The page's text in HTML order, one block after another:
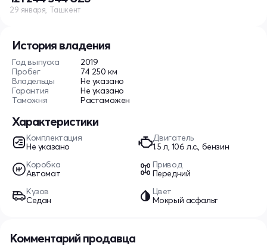
История владения
Год выпуска
2019
Пробег
74 250 км
Владельцы
Не указано
Гарантия
Не указано
Таможня
Растаможен
Характеристики
Комплектация
Не указано
Двигатель
1.5 л, 106 л.с., бензин
Коробка
Автомат
Привод
Передний
Кузов
Седан
Цвет
Мокрый асфальт
29 января, Ташкент
Комментарий продавца